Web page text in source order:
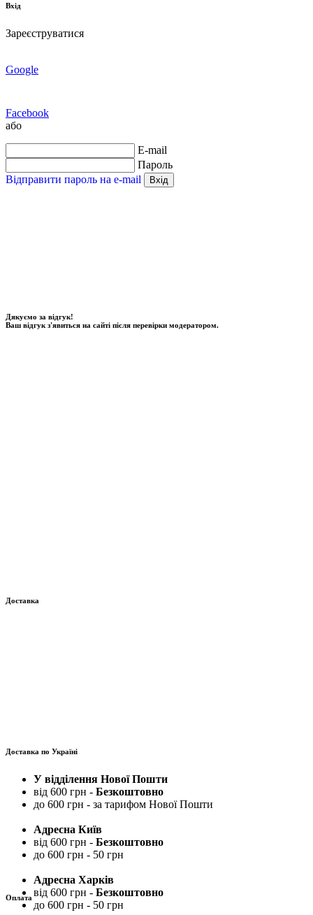
Вхід
Зареєструватися
Google
Facebook
або
E-mail
Пароль
Відправити пароль на e-mail
Вхід
Дякуємо за відгук!
Ваш відгук з'явиться на сайті після перевірки модератором.
Доставка
Доставка по Україні
У відділення Нової Пошти
від 600 грн - Безкоштовно
до 600 грн - за тарифом Нової Пошти
Адресна Київ
від 600 грн - Безкоштовно
до 600 грн - 50 грн
Адресна Харків
від 600 грн - Безкоштовно
до 600 грн - 50 грн
Оплата